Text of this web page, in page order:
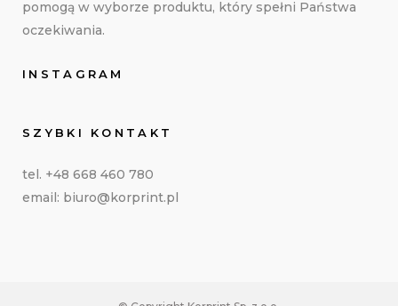
pomogą w wyborze produktu, który spełni Państwa
oczekiwania.
INSTAGRAM
SZYBKI KONTAKT
tel. +48 668 460 780
email: biuro@korprint.pl